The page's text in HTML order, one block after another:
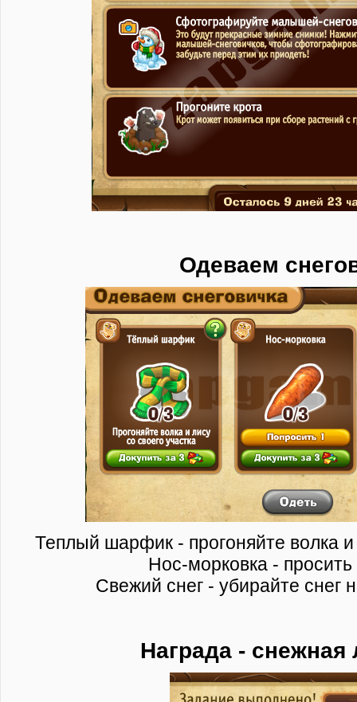
Одеваем
Теплый шарфик - прогоняйте волка и
Нос-морковка -
Свежий снег - убирайте снег
Награда - снежная